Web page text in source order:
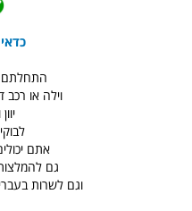
התחלתם
וילה או
אתם
גם
וגם לשרות